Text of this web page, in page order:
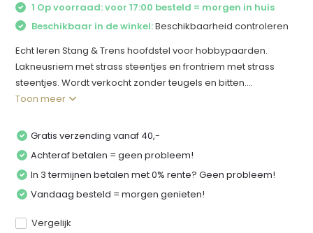
1 Op voorraad: voor 17:00 besteld = morgen in huis
Beschikbaar in de winkel:Beschikbaarheid controleren
Echt leren Stang & Trens hoofdstel voor hobbypaarden.
Lakneusriem met strass steentjes en frontriem met strass
steentjes. Wordt verkocht zonder teugels en bitten....
Toon meer
Gratis verzending vanaf 40,-
Achteraf betalen = geen probleem!
In 3 termijnen betalen met 0% rente? Geen probleem!
Vandaag besteld = morgen genieten!
Vergelijk